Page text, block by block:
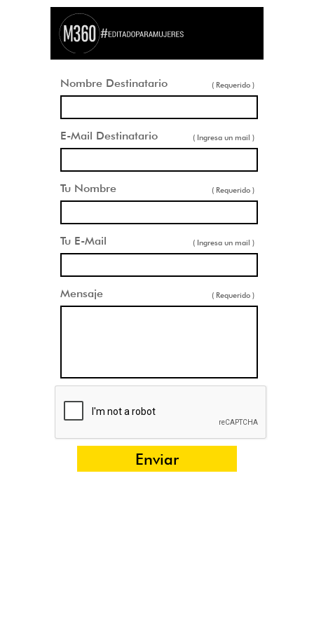
Nombre Destinatario ( Requerido )
E-Mail Destinatario ( Ingresa un mail )
Tu Nombre ( Requerido )
Tu E-Mail ( Ingresa un mail )
Mensaje ( Requerido )